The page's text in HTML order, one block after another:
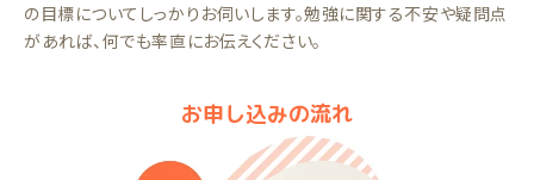
の目標についてしっかりお伺いします。勉強に関する不安や疑問点
があれば、何でも率直にお伝えください。
お申し込みの流れ